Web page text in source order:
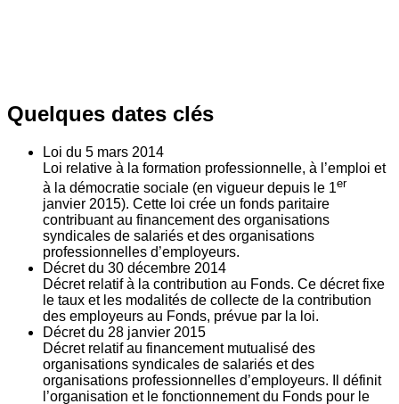
Quelques dates clés
Loi du 5 mars 2014
Loi relative à la formation professionnelle, à l’emploi et
à la démocratie sociale (en vigueur depuis le 1er
janvier 2015). Cette loi crée un fonds paritaire
contribuant au financement des organisations
syndicales de salariés et des organisations
professionnelles d’employeurs.
Décret du 30 décembre 2014
Décret relatif à la contribution au Fonds. Ce décret fixe
le taux et les modalités de collecte de la contribution
des employeurs au Fonds, prévue par la loi.
Décret du 28 janvier 2015
Décret relatif au financement mutualisé des
organisations syndicales de salariés et des
organisations professionnelles d’employeurs. Il définit
l’organisation et le fonctionnement du Fonds pour le